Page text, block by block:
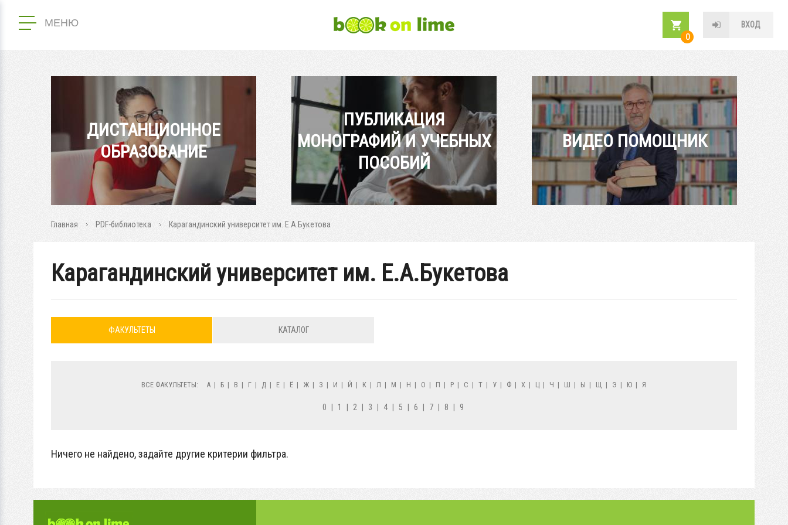
МЕНЮ
ВХОД
0
ДИСТАНЦИОННОЕ
ОБРАЗОВАНИЕ
ПУБЛИКАЦИЯ
МОНОГРАФИЙ И УЧЕБНЫХ
ПОСОБИЙ
ВИДЕО ПОМОЩНИК
Главная PDF-библиотека Карагандинский университет им. Е.А.Букетова
Карагандинский университет им. Е.А.Букетова
ФАКУЛЬТЕТЫ КАТАЛОГ
ВСЕ ФАКУЛЬТЕТЫ: А | Б | В | Г | Д | Е | Ё | Ж | З | И | Й | К | Л | М | Н | О | П | Р | С | Т | У | Ф | Х | Ц | Ч | Ш | Ы | Щ | Э | Ю | Я
0 1 2 3 4 5 6 7 8 9
Ничего не найдено, задайте другие критерии фильтра.